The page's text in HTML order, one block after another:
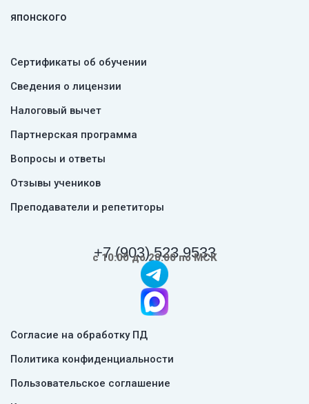
японского
Сертификаты об обучении
Сведения о лицензии
Налоговый вычет
Партнерская программа
Вопросы и ответы
Отзывы учеников
Преподаватели и репетиторы
+7 (903) 523 9533
с 10:00 до 20:00 по МСК
Согласие на обработку ПД
Политика конфиденциальности
Пользовательское соглашение